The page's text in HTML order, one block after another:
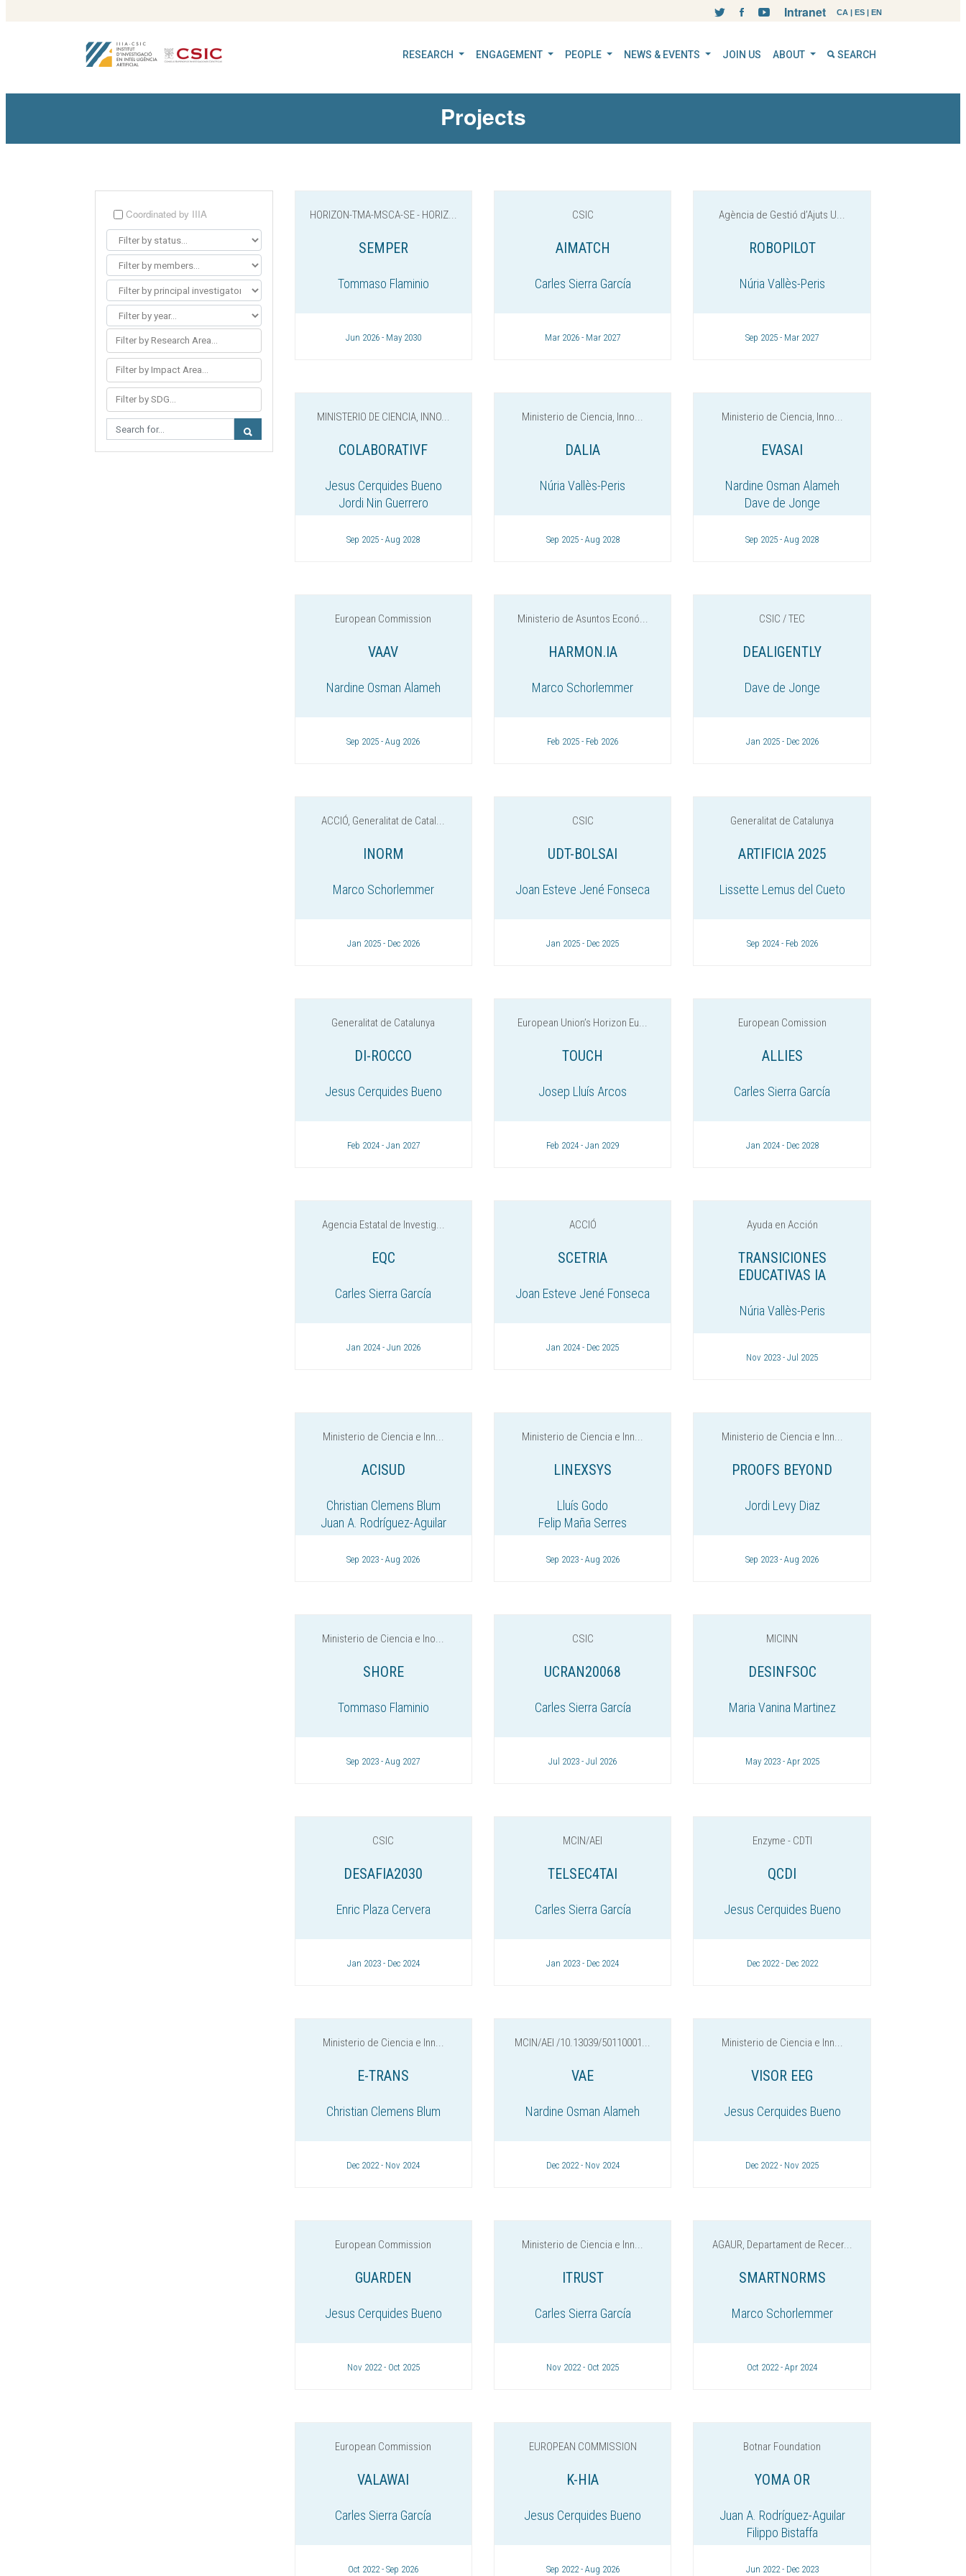
CA | ES | EN
Intranet
RESEARCH ENGAGEMENT PEOPLE NEWS & EVENTS JOIN US ABOUT SEARCH
Projects
Coordinated by IIIA
Filter by Research Area...
Filter by Impact Area...
Filter by SDG...
HORIZON-TMA-MSCA-SE - HORIZ...
SEMPER
Tommaso Flaminio
Jun 2026 - May 2030
CSIC
AIMATCH
Carles Sierra García
Mar 2026 - Mar 2027
Agència de Gestió d’Ajuts U...
ROBOPILOT
Núria Vallès-Peris
Sep 2025 - Mar 2027
MINISTERIO DE CIENCIA, INNO...
COLABORATIVF
Jesus Cerquides Bueno
Jordi Nin Guerrero
Sep 2025 - Aug 2028
Ministerio de Ciencia, Inno...
DALIA
Núria Vallès-Peris
Sep 2025 - Aug 2028
Ministerio de Ciencia, Inno...
EVASAI
Nardine Osman Alameh
Dave de Jonge
Sep 2025 - Aug 2028
European Commission
VAAV
Nardine Osman Alameh
Sep 2025 - Aug 2026
Ministerio de Asuntos Econó...
HARMON.IA
Marco Schorlemmer
Feb 2025 - Feb 2026
CSIC / TEC
DEALIGENTLY
Dave de Jonge
Jan 2025 - Dec 2026
ACCIÓ, Generalitat de Catal...
INORM
Marco Schorlemmer
Jan 2025 - Dec 2026
CSIC
UDT-BOLSAI
Joan Esteve Jené Fonseca
Jan 2025 - Dec 2025
Generalitat de Catalunya
ARTIFICIA 2025
Lissette Lemus del Cueto
Sep 2024 - Feb 2026
Generalitat de Catalunya
DI-ROCCO
Jesus Cerquides Bueno
Feb 2024 - Jan 2027
European Union’s Horizon Eu...
TOUCH
Josep Lluís Arcos
Feb 2024 - Jan 2029
European Comission
ALLIES
Carles Sierra García
Jan 2024 - Dec 2028
Agencia Estatal de Investig...
EQC
Carles Sierra García
Jan 2024 - Jun 2026
ACCIÓ
SCETRIA
Joan Esteve Jené Fonseca
Jan 2024 - Dec 2025
Ayuda en Acción
TRANSICIONES
EDUCATIVAS IA
Núria Vallès-Peris
Nov 2023 - Jul 2025
Ministerio de Ciencia e Inn...
ACISUD
Christian Clemens Blum
Juan A. Rodríguez-Aguilar
Sep 2023 - Aug 2026
Ministerio de Ciencia e Inn...
LINEXSYS
Lluís Godo
Felip Maña Serres
Sep 2023 - Aug 2026
Ministerio de Ciencia e Inn...
PROOFS BEYOND
Jordi Levy Diaz
Sep 2023 - Aug 2026
Ministerio de Ciencia e Ino...
SHORE
Tommaso Flaminio
Sep 2023 - Aug 2027
CSIC
UCRAN20068
Carles Sierra García
Jul 2023 - Jul 2026
MICINN
DESINFSOC
Maria Vanina Martinez
May 2023 - Apr 2025
CSIC
DESAFIA2030
Enric Plaza Cervera
Jan 2023 - Dec 2024
MCIN/AEI
TELSEC4TAI
Carles Sierra García
Jan 2023 - Dec 2024
Enzyme - CDTI
QCDI
Jesus Cerquides Bueno
Dec 2022 - Dec 2022
Ministerio de Ciencia e Inn...
E-TRANS
Christian Clemens Blum
Dec 2022 - Nov 2024
MCIN/AEI /10.13039/50110001...
VAE
Nardine Osman Alameh
Dec 2022 - Nov 2024
Ministerio de Ciencia e Inn...
VISOR EEG
Jesus Cerquides Bueno
Dec 2022 - Nov 2025
European Commission
GUARDEN
Jesus Cerquides Bueno
Nov 2022 - Oct 2025
Ministerio de Ciencia e Inn...
ITRUST
Carles Sierra García
Nov 2022 - Oct 2025
AGAUR, Departament de Recer...
SMARTNORMS
Marco Schorlemmer
Oct 2022 - Apr 2024
European Commission
VALAWAI
Carles Sierra García
Oct 2022 - Sep 2026
EUROPEAN COMMISSION
K-HIA
Jesus Cerquides Bueno
Sep 2022 - Aug 2026
Botnar Foundation
YOMA OR
Juan A. Rodríguez-Aguilar
Filippo Bistaffa
Jun 2022 - Dec 2023